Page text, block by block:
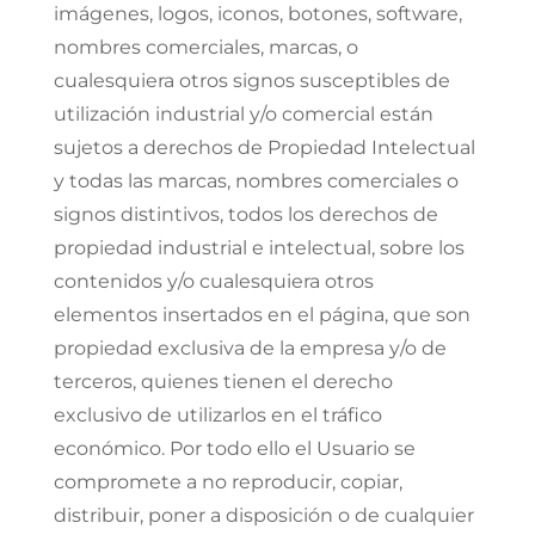
imágenes, logos, iconos, botones, software,
nombres comerciales, marcas, o
cualesquiera otros signos susceptibles de
utilización industrial y/o comercial están
sujetos a derechos de Propiedad Intelectual
y todas las marcas, nombres comerciales o
signos distintivos, todos los derechos de
propiedad industrial e intelectual, sobre los
contenidos y/o cualesquiera otros
elementos insertados en el página, que son
propiedad exclusiva de la empresa y/o de
terceros, quienes tienen el derecho
exclusivo de utilizarlos en el tráfico
económico. Por todo ello el Usuario se
compromete a no reproducir, copiar,
distribuir, poner a disposición o de cualquier